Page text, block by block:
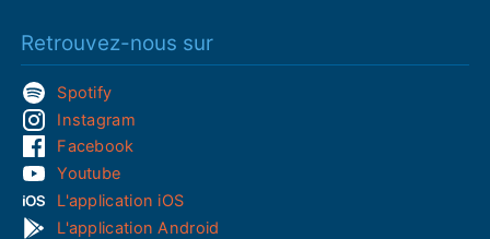
Retrouvez-nous sur
Spotify
Instagram
Facebook
Youtube
L'application iOS
L'application Android